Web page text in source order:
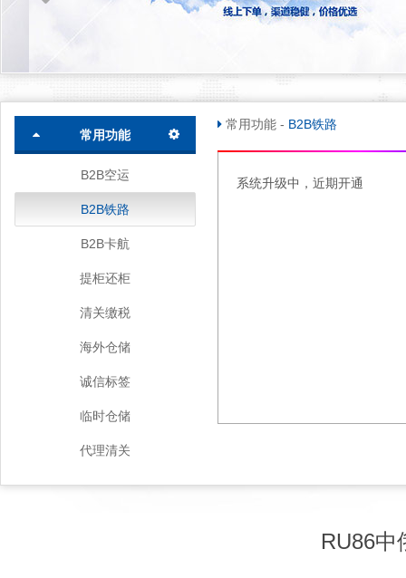
常用功能
B2B空运
B2B铁路
B2B卡航
提柜还柜
清关缴税
海外仓储
诚信标签
临时仓储
代理清关
常用功能 - B2B铁路
系统升级中，近期开通
RU86